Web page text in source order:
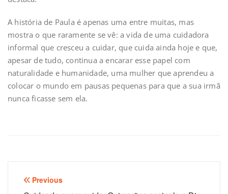
A história de Paula é apenas uma entre muitas, mas
mostra o que raramente se vê: a vida de uma cuidadora
informal que cresceu a cuidar, que cuida ainda hoje e que,
apesar de tudo, continua a encarar esse papel com
naturalidade e humanidade, uma mulher que aprendeu a
colocar o mundo em pausas pequenas para que a sua irmã
nunca ficasse sem ela.
Navegação
Previous